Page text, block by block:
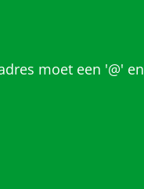
moet een '@' en